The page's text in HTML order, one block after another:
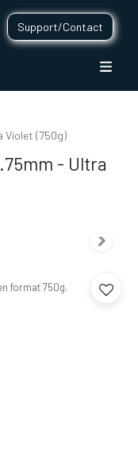
Support/Contact
Violet (750g)
- Ultra
format 750g.